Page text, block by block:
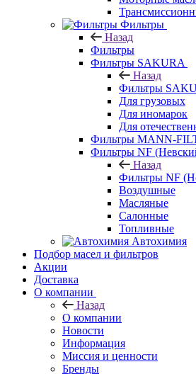
Фильтры
Назад
Фильтры
Фильтры SAKURA
Назад
Фильтры
Для грузовых
Для иномарок
Для
Фильтры MANN-
Фильтры NF
Назад
Фильтры NF
Воздушные
Масляные
Салонные
Топливные
Автохимия
Подбор масел и фильтров
Акции
Доставка
О компании
Назад
О компании
Новости
Информация
Миссия и ценности
Бренды